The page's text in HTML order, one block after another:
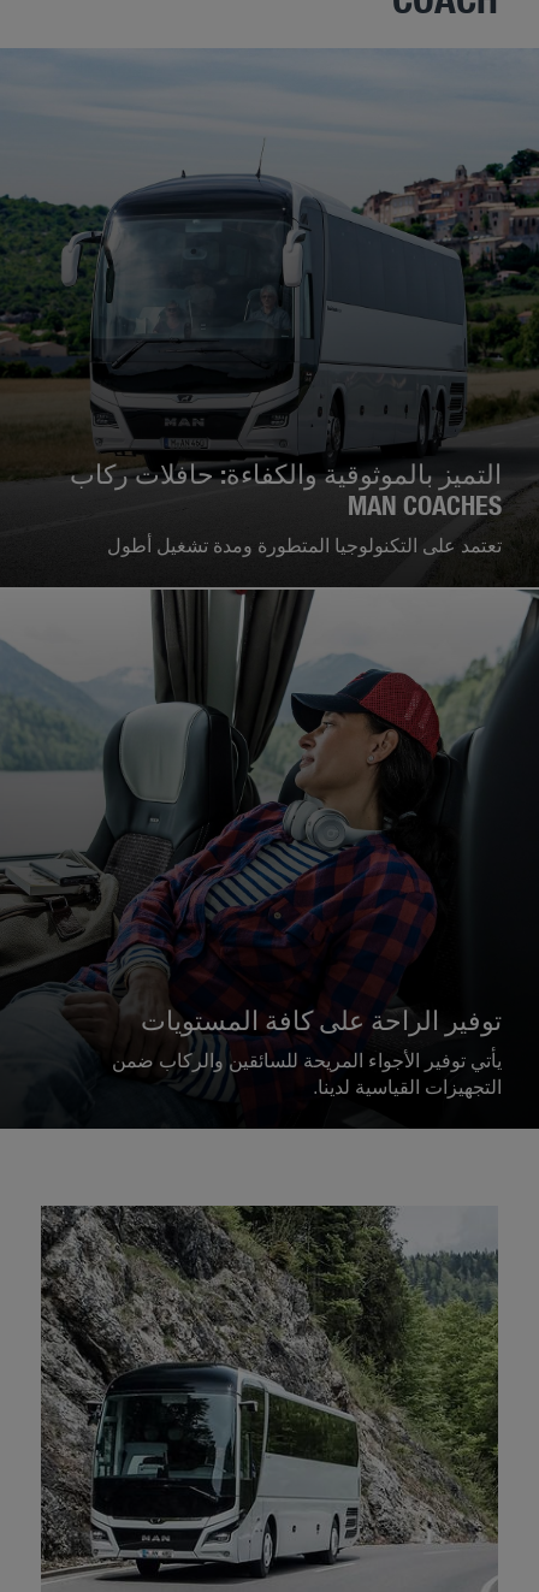
دائمًا ما تستحق حجز رحلة فيها:
حافلة السفر MAN LION’S COACH
التميز بالموثوقية والكفاءة: حافلات ركاب
MAN COACHES
تعتمد على التكنولوجيا المتطورة ومدة تشغيل أطول
توفير الراحة على كافة المستويات
يأتي توفير الأجواء المريحة للسائقين والركاب ضمن
التجهيزات القياسية لدينا.